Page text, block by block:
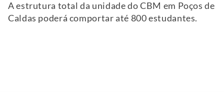
A estrutura total da unidade do CBM em Poços de
Caldas poderá comportar até 800 estudantes.